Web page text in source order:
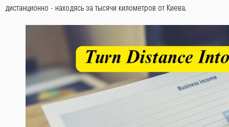
дистанционно - находясь за тысячи километров от Киева.